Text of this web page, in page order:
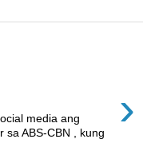
›
media ang
sa ABS-CBN , kung